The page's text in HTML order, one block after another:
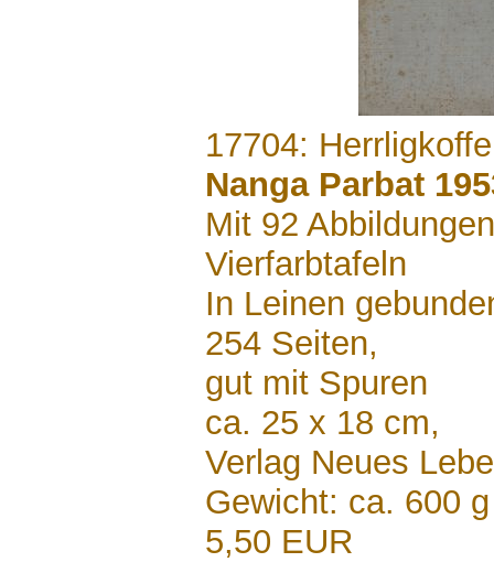
17704:
Nanga Parbat
Mit 92
Vierfarbtafeln
In Leinen
254 Seiten,
gut mit Spuren
ca. 25 x 18 cm,
Verlag Neues
Gewicht: ca. 600 g
5,50 EUR